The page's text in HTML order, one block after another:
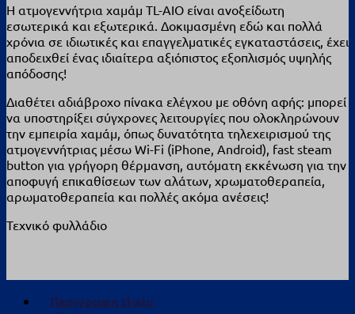
Η ατμογεννήτρια χαμάμ TL-AIO είναι ανοξείδωτη
εσωτερικά και εξωτερικά. Δοκιμασμένη εδώ και πολλά
χρόνια σε ιδιωτικές και επαγγελματικές εγκαταστάσεις, έχει
αποδειχθεί ένας ιδιαίτερα αξιόπιστος εξοπλισμός υψηλής
απόδοσης!
Διαθέτει αδιάβροχο πίνακα ελέγχου με οθόνη αφής: μπορεί
να υποστηρίξει σύγχρονες λειτουργίες που ολοκληρώνουν
την εμπειρία χαμάμ, όπως δυνατότητα τηλεχειρισμού της
ατμογεννήτριας μέσω Wi-Fi (iPhone, Android), fast steam
button για γρήγορη θέρμανση, αυτόματη εκκένωση για την
αποφυγή επικαθίσεων των αλάτων, χρωματοθεραπεία,
αρωματοθεραπεία και πολλές ακόμα ανέσεις!
Τεχνικό φυλλάδιο
Περιγραφη tl-aio